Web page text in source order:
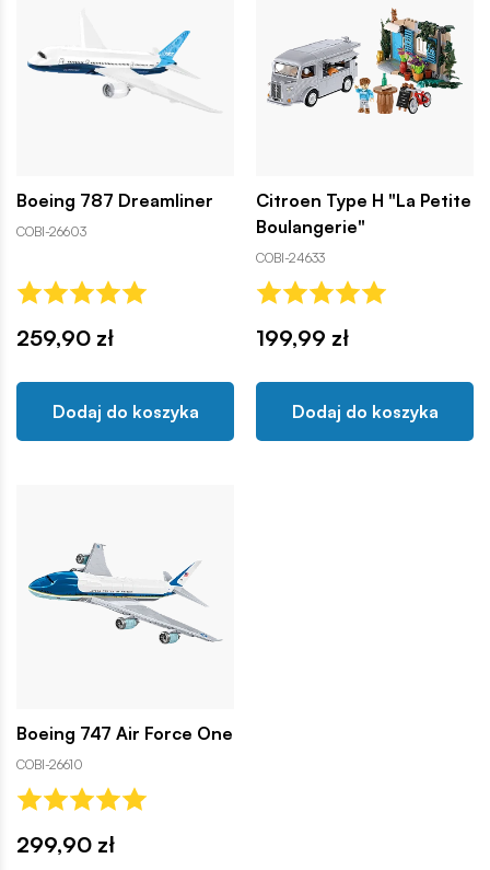
Boeing 787 Dreamliner
COBI-26603
259,90 zł
Dodaj do koszyka
Citroen Type H "La Petite
Boulangerie"
COBI-24633
199,99 zł
Dodaj do koszyka
Boeing 747 Air Force One
COBI-26610
299,90 zł